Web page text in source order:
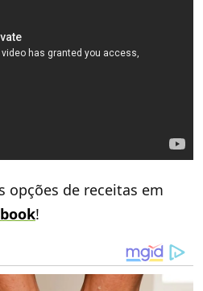
opções de receitas em
!